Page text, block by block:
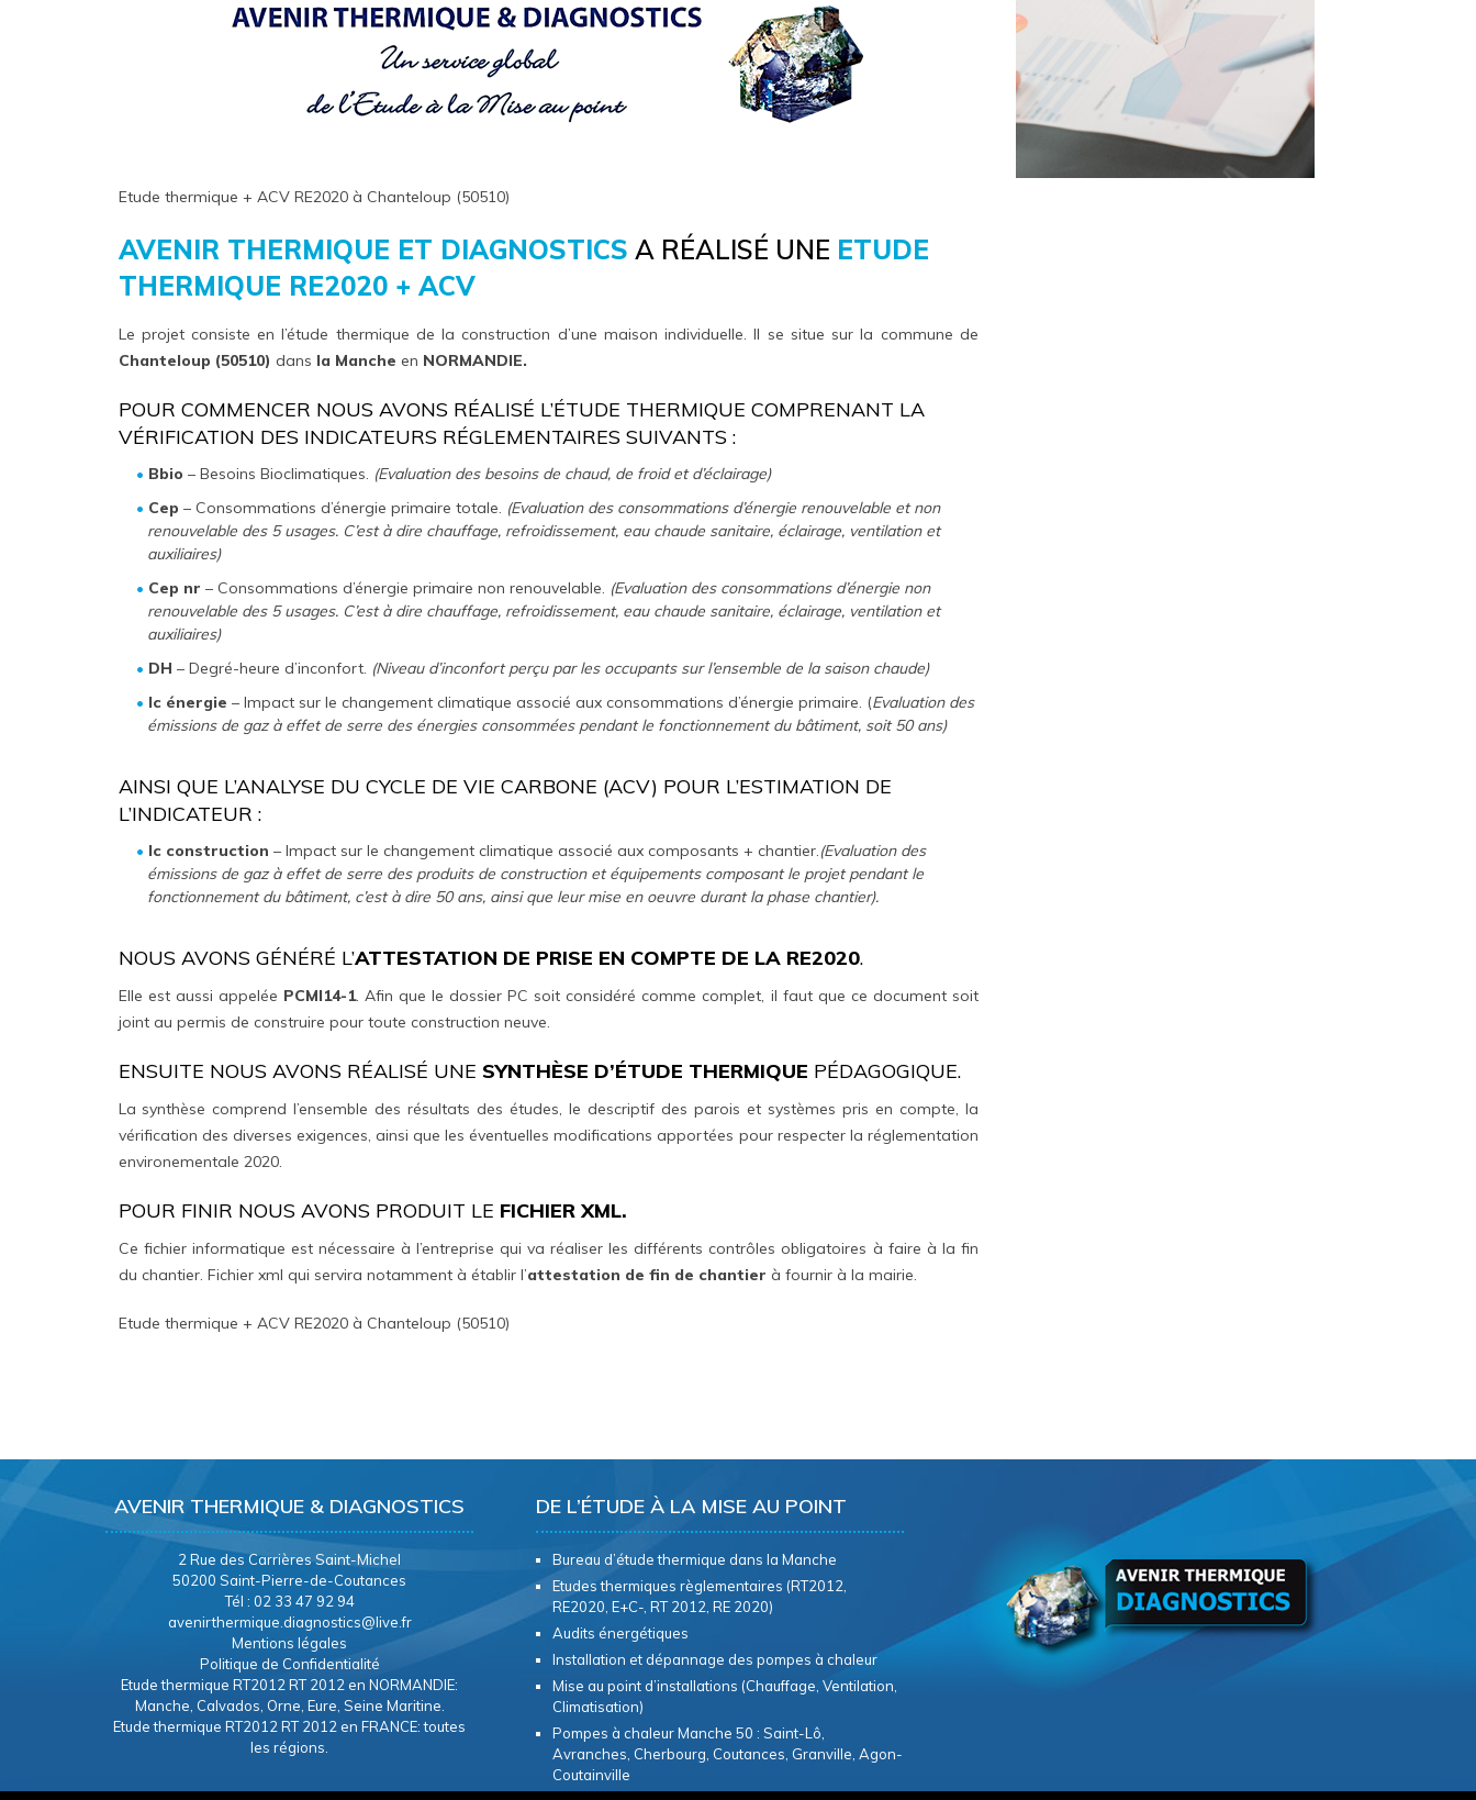
Etude thermique + ACV RE2020 à Chanteloup (50510)
AVENIR THERMIQUE ET DIAGNOSTICS A RÉALISÉ UNE ETUDE
THERMIQUE RE2020 + ACV
Le projet consiste en l’étude thermique de la construction d’une maison individuelle. Il se situe sur la commune de
Chanteloup (50510) dans la Manche en NORMANDIE.
POUR COMMENCER NOUS AVONS RÉALISÉ L’ÉTUDE THERMIQUE COMPRENANT LA
VÉRIFICATION DES INDICATEURS RÉGLEMENTAIRES SUIVANTS :
Bbio – Besoins Bioclimatiques. (Evaluation des besoins de chaud, de froid et d’éclairage)
Cep – Consommations d’énergie primaire totale. (Evaluation des consommations d’énergie renouvelable et non
renouvelable des 5 usages. C’est à dire chauffage, refroidissement, eau chaude sanitaire, éclairage, ventilation et
auxiliaires)
Cep nr – Consommations d’énergie primaire non renouvelable. (Evaluation des consommations d’énergie non
renouvelable des 5 usages. C’est à dire chauffage, refroidissement, eau chaude sanitaire, éclairage, ventilation et
auxiliaires)
DH – Degré-heure d’inconfort. (Niveau d’inconfort perçu par les occupants sur l’ensemble de la saison chaude)
Ic énergie – Impact sur le changement climatique associé aux consommations d’énergie primaire. (Evaluation des
émissions de gaz à effet de serre des énergies consommées pendant le fonctionnement du bâtiment, soit 50 ans)
AINSI QUE L’ANALYSE DU CYCLE DE VIE CARBONE (ACV) POUR L’ESTIMATION DE
L’INDICATEUR :
Ic construction – Impact sur le changement climatique associé aux composants + chantier.(Evaluation des
émissions de gaz à effet de serre des produits de construction et équipements composant le projet pendant le
fonctionnement du bâtiment, c’est à dire 50 ans, ainsi que leur mise en oeuvre durant la phase chantier).
NOUS AVONS GÉNÉRÉ L’ATTESTATION DE PRISE EN COMPTE DE LA RE2020.
Elle est aussi appelée PCMI14-1. Afin que le dossier PC soit considéré comme complet, il faut que ce document soit
joint au permis de construire pour toute construction neuve.
ENSUITE NOUS AVONS RÉALISÉ UNE SYNTHÈSE D’ÉTUDE THERMIQUE PÉDAGOGIQUE.
La synthèse comprend l’ensemble des résultats des études, le descriptif des parois et systèmes pris en compte, la
vérification des diverses exigences, ainsi que les éventuelles modifications apportées pour respecter la réglementation
environementale 2020.
POUR FINIR NOUS AVONS PRODUIT LE FICHIER XML.
Ce fichier informatique est nécessaire à l’entreprise qui va réaliser les différents contrôles obligatoires à faire à la fin
du chantier. Fichier xml qui servira notamment à établir l’attestation de fin de chantier à fournir à la mairie.
Etude thermique + ACV RE2020 à Chanteloup (50510)
AVENIR THERMIQUE & DIAGNOSTICS
2 Rue des Carrières Saint-Michel
50200 Saint-Pierre-de-Coutances
Tél : 02 33 47 92 94
avenirthermique.diagnostics@live.fr
Mentions légales
Politique de Confidentialité
Etude thermique RT2012 RT 2012 en NORMANDIE:
Manche, Calvados, Orne, Eure, Seine Maritine.
Etude thermique RT2012 RT 2012 en FRANCE: toutes
les régions.
DE L’ÉTUDE À LA MISE AU POINT
Bureau d’étude thermique dans la Manche
Etudes thermiques règlementaires (RT2012,
RE2020, E+C-, RT 2012, RE 2020)
Audits énergétiques
Installation et dépannage des pompes à chaleur
Mise au point d’installations (Chauffage, Ventilation,
Climatisation)
Pompes à chaleur Manche 50 : Saint-Lô,
Avranches, Cherbourg, Coutances, Granville, Agon-
Coutainville